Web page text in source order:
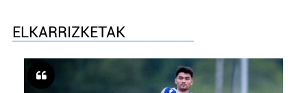
ELKARRIZKETAK